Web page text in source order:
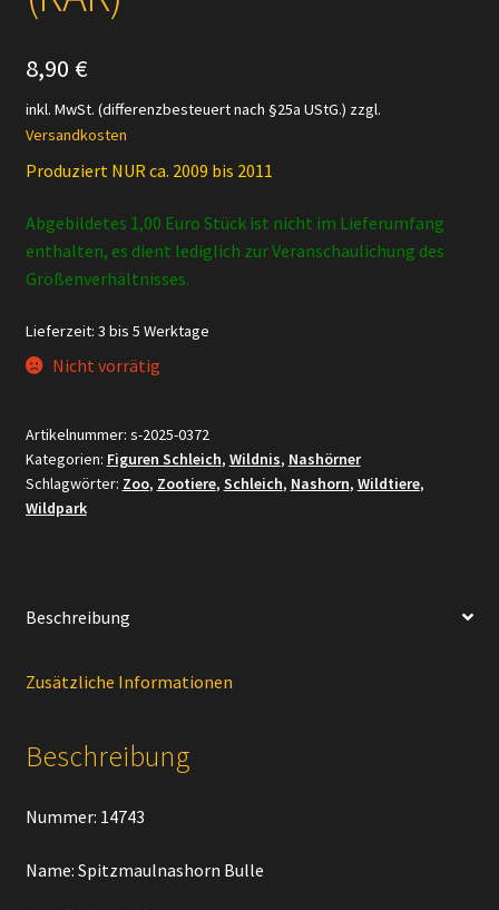
8,90 €
inkl. MwSt. (differenzbesteuert nach §25a UStG.) zzgl.
Versandkosten
Produziert NUR ca. 2009 bis 2011
Abgebildetes 1,00 Euro Stück ist nicht im Lieferumfang
enthalten, es dient lediglich zur Veranschaulichung des
Größenverhältnisses.
Lieferzeit: 3 bis 5 Werktage
Nicht vorrätig
Artikelnummer: s-2025-0372
Kategorien: Figuren Schleich, Wildnis, Nashörner
Schlagwörter: Zoo, Zootiere, Schleich, Nashorn, Wildtiere,
Wildpark
Beschreibung
Zusätzliche Informationen
Beschreibung
Nummer: 14743
Name: Spitzmaulnashorn Bulle